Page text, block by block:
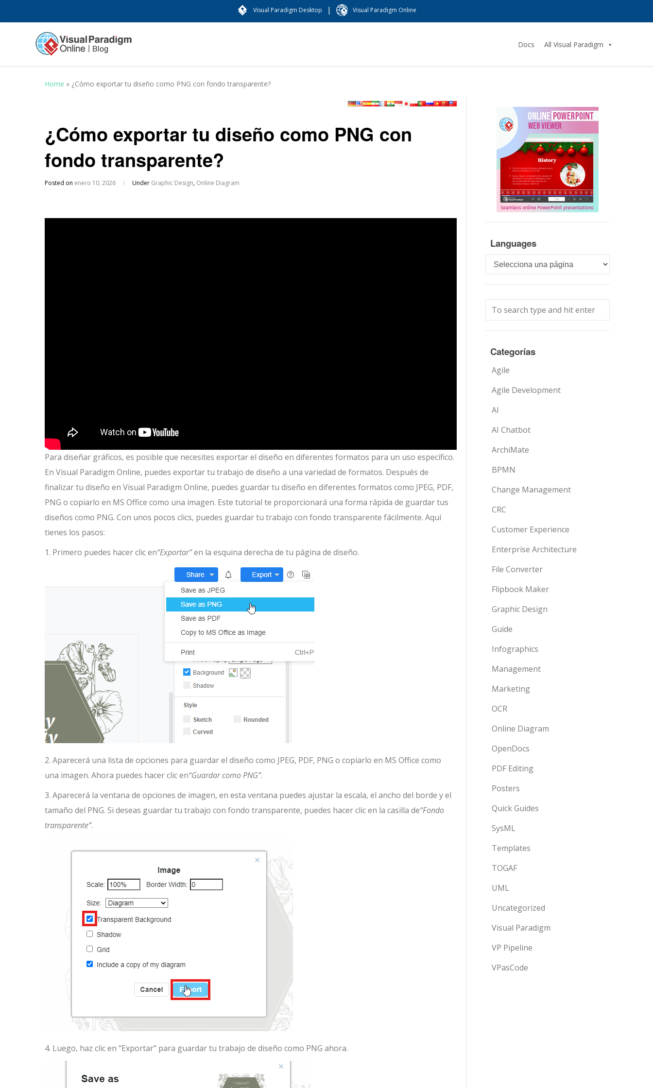
Visual Paradigm Desktop | Visual Paradigm Online
Docs All Visual Paradigm
Home » ¿Cómo exportar tu diseño como PNG con fondo transparente?
¿Cómo exportar tu diseño como PNG con
fondo transparente?
Posted on enero 10, 2026 / Under Graphic Design, Online Diagram
Para diseñar gráficos, es posible que necesites exportar el diseño en diferentes formatos para un uso específico.
En Visual Paradigm Online, puedes exportar tu trabajo de diseño a una variedad de formatos. Después de
finalizar tu diseño en Visual Paradigm Online, puedes guardar tu diseño en diferentes formatos como JPEG, PDF,
PNG o copiarlo en MS Office como una imagen. Este tutorial te proporcionará una forma rápida de guardar tus
diseños como PNG. Con unos pocos clics, puedes guardar tu trabajo con fondo transparente fácilmente. Aquí
tienes los pasos:
1. Primero puedes hacer clic en“Exportar”en la esquina derecha de tu página de diseño.
2. Aparecerá una lista de opciones para guardar el diseño como JPEG, PDF, PNG o copiarlo en MS Office como
una imagen. Ahora puedes hacer clic en“Guardar como PNG”.
3. Aparecerá la ventana de opciones de imagen, en esta ventana puedes ajustar la escala, el ancho del borde y el
tamaño del PNG. Si deseas guardar tu trabajo con fondo transparente, puedes hacer clic en la casilla de“Fondo
transparente”.
4. Luego, haz clic en “Exportar” para guardar tu trabajo de diseño como PNG ahora.
Languages
Languages
Categorías
Agile
Agile Development
AI
AI Chatbot
ArchiMate
BPMN
Change Management
CRC
Customer Experience
Enterprise Architecture
File Converter
Flipbook Maker
Graphic Design
Guide
Infographics
Management
Marketing
OCR
Online Diagram
OpenDocs
PDF Editing
Posters
Quick Guides
SysML
Templates
TOGAF
UML
Uncategorized
Visual Paradigm
VP Pipeline
VPasCode